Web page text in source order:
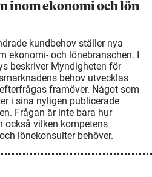
inom ekonomi och lön
kundbehov ställer nya
ekonomi- och lönebranschen. I
beskriver Myndigheten för
behov utvecklas
framöver. Något som
i sina nyligen publicerade
Frågan är inte bara hur
också vilken kompetens
lönekonsulter behöver.